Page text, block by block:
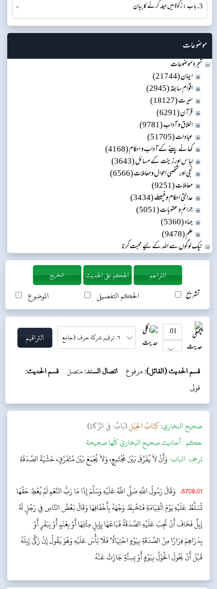
3. باب : زکوٰۃ میں حیلہ کرنے کا بیان
موضوعات
شجرۂ موضوعات
ایمان (21744)
اقوام سابقہ (2945)
سیرت (18127)
قرآن (6291)
اخلاق و آداب (9781)
عبادات (51705)
کھانے پینے کے آداب و احکام (4168)
لباس اور زینت کے مسائل (3643)
نجی اور شخصی احوال ومعاملات (6566)
معاملات (9251)
عدالتی احکام و فیصلے (3434)
جرائم و عقوبات (5051)
جہاد (5360)
علم (9478)
نیک لوگوں سے اللہ کے لیے محبت کرنا
تشریح الحکم التفصیلی الموضوع
التخريج
قسم الحديث (القائل):مرفوع اتصال السند:متصل قسم الحديث:
قولی
‌صحيح البخاري:كِتَابُ الحِيَلِ(بَابٌ: فِي الزَّكَاةِ)
حکم :أحاديث صحيح البخاريّ كلّها صحيحة
ترجمۃ الباب:وَأَنْ لاَ يُفَرَّقَ بَيْنَ مُجْتَمِعٍ، وَلاَ يُجْمَعَ بَيْنَ مُتَفَرِّقٍ، خَشْيَةَ الصَّدَقَةِ
6708.01
. وَقَالَ رَسُولُ اللَّهِ صَلَّى اللَّهُ عَلَيْهِ وَسَلَّمَ إِذَا مَا رَبُّ النَّعَمِ لَمْ يُعْطِ حَقَّهَا
تُسَلَّطُ عَلَيْهِ يَوْمَ الْقِيَامَةِ فَتَخْبِطُ وَجْهَهُ بِأَخْفَافِهَا وَقَالَ بَعْضُ النَّاسِ فِي رَجُلٍ لَهُ
إِبِلٌ فَخَافَ أَنْ تَجِبَ عَلَيْهِ الصَّدَقَةُ فَبَاعَهَا بِإِبِلٍ مِثْلِهَا أَوْ بِغَنَمٍ أَوْ بِبَقَرٍ أَوْ
بِدَرَاهِمَ فِرَارًا مِنْ الصَّدَقَةِ بِيَوْمٍ احْتِيَالًا فَلَا بَأْسَ عَلَيْهِ وَهُوَ يَقُولُ إِنْ زَكَّى إِبِلَهُ
قَبْلَ أَنْ يَحُولَ الْحَوْلُ بِيَوْمٍ أَوْ بِسِتَّةٍ جَازَتْ عَنْهُ